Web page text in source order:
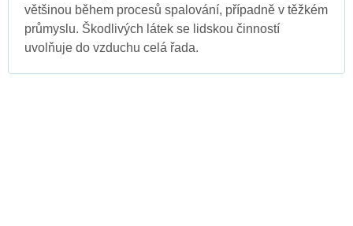
většinou během procesů spalování, případně v těžkém
průmyslu. Škodlivých látek se lidskou činností
uvolňuje do vzduchu celá řada.